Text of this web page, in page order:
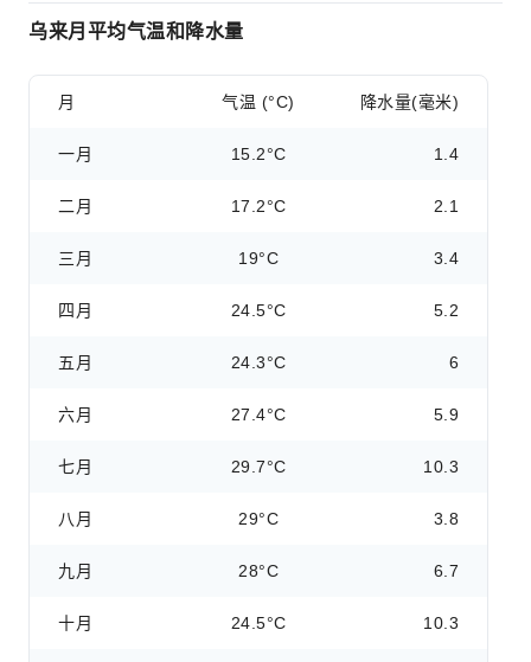
乌来月平均气温和降水量
月 气温 (°C) 降水量(毫米)
一月 15.2°C 1.4
二月 17.2°C 2.1
三月 19°C 3.4
四月 24.5°C 5.2
五月 24.3°C 6
六月 27.4°C 5.9
七月 29.7°C 10.3
八月 29°C 3.8
九月 28°C 6.7
十月 24.5°C 10.3